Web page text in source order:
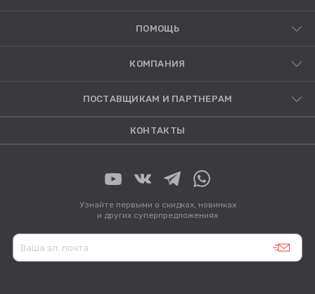
ПОМОЩЬ
КОМПАНИЯ
ПОСТАВЩИКАМ И ПАРТНЕРАМ
КОНТАКТЫ
Узнайте первыми о скидках, новинках
и других суперпредложениях